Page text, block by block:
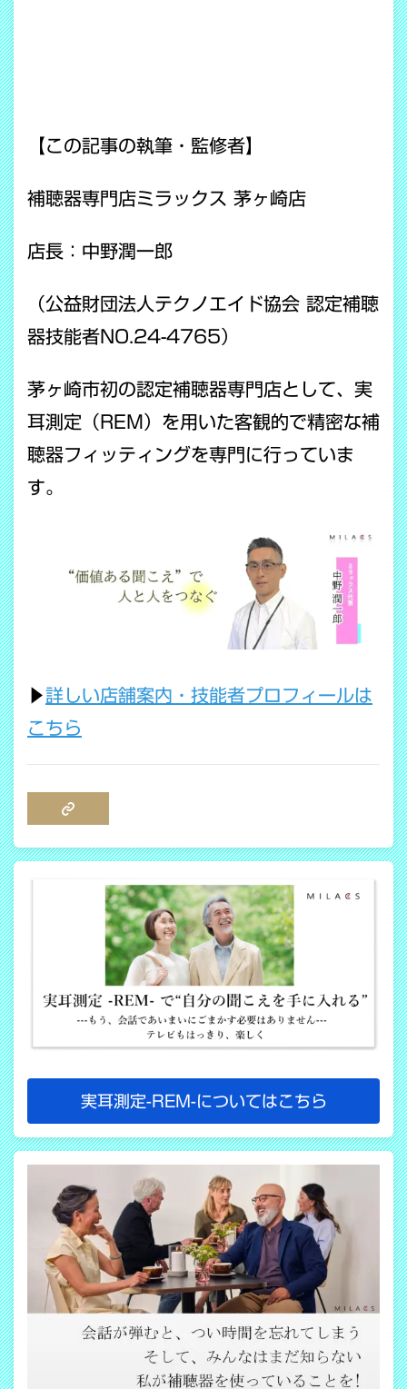
【この記事の執筆・監修者】
補聴器専門店ミラックス 茅ヶ崎店
店長：中野潤一郎
（公益財団法人テクノエイド協会 認定補聴
器技能者NO.24-4765）
茅ヶ崎市初の認定補聴器専門店として、実
耳測定（REM）を用いた客観的で精密な補
聴器フィッティングを専門に行っていま
す。
▶詳しい店舗案内・技能者プロフィールは
こちら
実耳測定-REM-についてはこちら